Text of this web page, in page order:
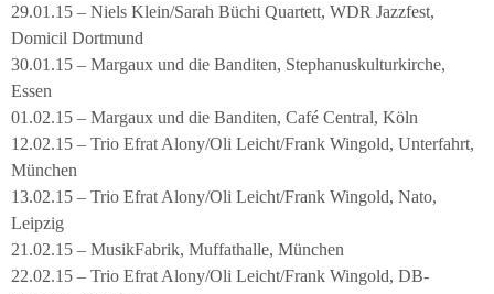
29.01.15 – Niels Klein/Sarah Büchi Quartett, WDR Jazzfest,
Domicil Dortmund
30.01.15 – Margaux und die Banditen, Stephanuskulturkirche,
Essen
01.02.15 – Margaux und die Banditen, Café Central, Köln
12.02.15 – Trio Efrat Alony/Oli Leicht/Frank Wingold, Unterfahrt,
München
13.02.15 – Trio Efrat Alony/Oli Leicht/Frank Wingold, Nato,
Leipzig
21.02.15 – MusikFabrik, Muffathalle, München
22.02.15 – Trio Efrat Alony/Oli Leicht/Frank Wingold, DB-